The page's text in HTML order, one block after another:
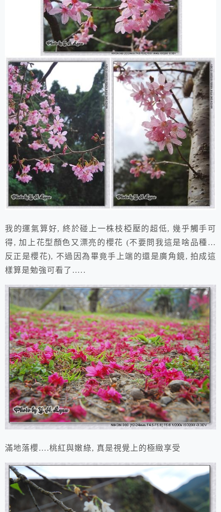
我的運氣算好, 終於碰上一株枝椏壓的超低, 幾乎觸手可
得, 加上花型顏色又漂亮的櫻花 (不要問我這是啥品種…
反正是櫻花), 不過因為畢竟手上端的還是廣角鏡, 拍成這
樣算是勉強可看了…..
滿地落櫻….桃紅與嫩綠, 真是視覺上的極緻享受